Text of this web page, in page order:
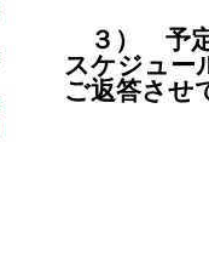
３） 予定
スケジュー
ご返答させ